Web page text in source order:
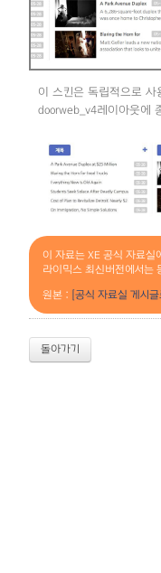
이 스킨은 독립적으로 사
doorweb_v4레이아웃에
이 자료는 XE 공식 자료실
라이믹스 최신버전에서는
원본 : [공식 자료실 게시
돌아가기